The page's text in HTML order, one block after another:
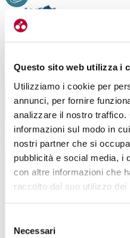
Questo sito web utilizza i
Utilizziamo i cookie per
annunci, per fornire
analizzare il nostro traffico.
informazioni sul modo in
nostri partner che si
pubblicità e social media, i
con altre informazioni che
raccolto dal suo utilizzo dei
delNecessari